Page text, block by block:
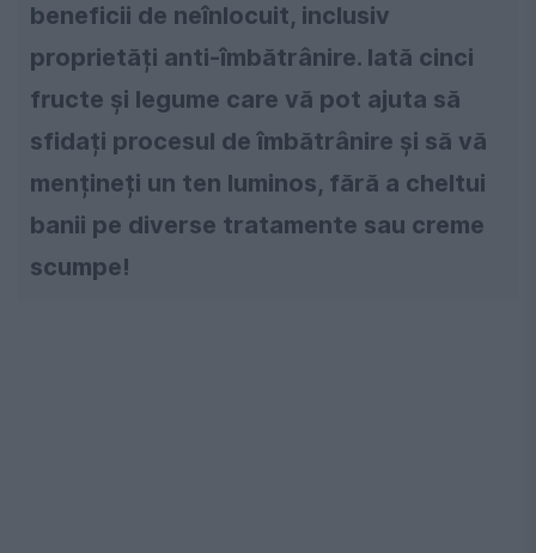
beneficii de neînlocuit, inclusiv
proprietăți anti-îmbătrânire. Iată cinci
fructe și legume care vă pot ajuta să
sfidați procesul de îmbătrânire și să vă
mențineți un ten luminos, fără a cheltui
banii pe diverse tratamente sau creme
scumpe!